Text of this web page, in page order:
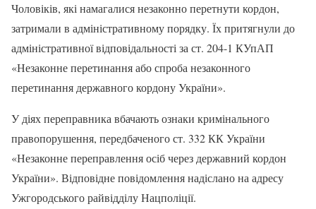
Чоловіків, які намагалися незаконно перетнути кордон,
затримали в адміністративному порядку. Їх притягнули до
адміністративної відповідальності за ст. 204-1 КУпАП
«Незаконне перетинання або спроба незаконного
перетинання державного кордону України».
У діях переправника вбачають ознаки кримінального
правопорушення, передбаченого ст. 332 КК України
«Незаконне переправлення осіб через державний кордон
України». Відповідне повідомлення надіслано на адресу
Ужгородського райвідділу Нацполіції.